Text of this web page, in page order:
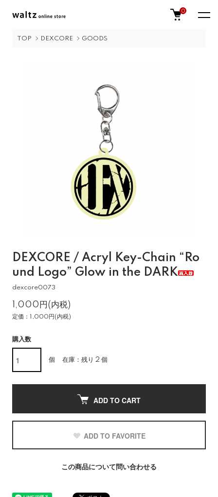
0
TOP DEXCORE GOODS
DEXCORE / Acryl Key-Chain “Ro
und Logo” Glow in the DARK
dexcore0073
1,000円(内税)
定価：1,000円(内税)
購入数
個 在庫：残り 2 個
ADD TO CART
ADD TO FAVORITE
この商品について問い合わせる